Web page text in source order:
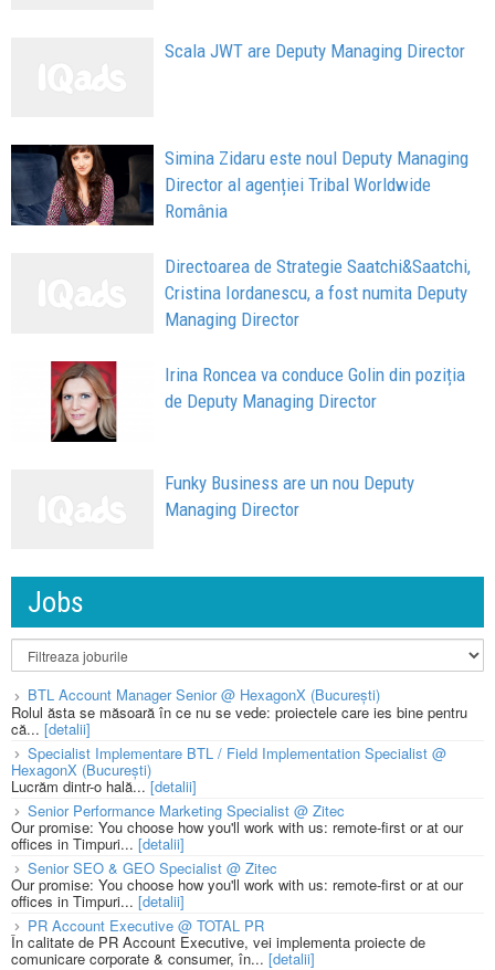
Scala JWT are Deputy Managing Director
Simina Zidaru este noul Deputy Managing
Director al agenției Tribal Worldwide
România
Directoarea de Strategie Saatchi&Saatchi,
Cristina Iordanescu, a fost numita Deputy
Managing Director
Irina Roncea va conduce Golin din poziția
de Deputy Managing Director
Funky Business are un nou Deputy
Managing Director
Jobs
BTL Account Manager Senior @ HexagonX (București)
Rolul ăsta se măsoară în ce nu se vede: proiectele care ies bine pentru
că... [detalii]
Specialist Implementare BTL / Field Implementation Specialist @
HexagonX (București)
Lucrăm dintr-o hală...[detalii]
Senior Performance Marketing Specialist @ Zitec
Our promise: You choose how you'll work with us: remote-first or at our
offices in Timpuri... [detalii]
Senior SEO & GEO Specialist @ Zitec
Our promise: You choose how you'll work with us: remote-first or at our
offices in Timpuri... [detalii]
PR Account Executive @ TOTAL PR
În calitate de PR Account Executive, vei implementa proiecte de
comunicare corporate & consumer, în... [detalii]